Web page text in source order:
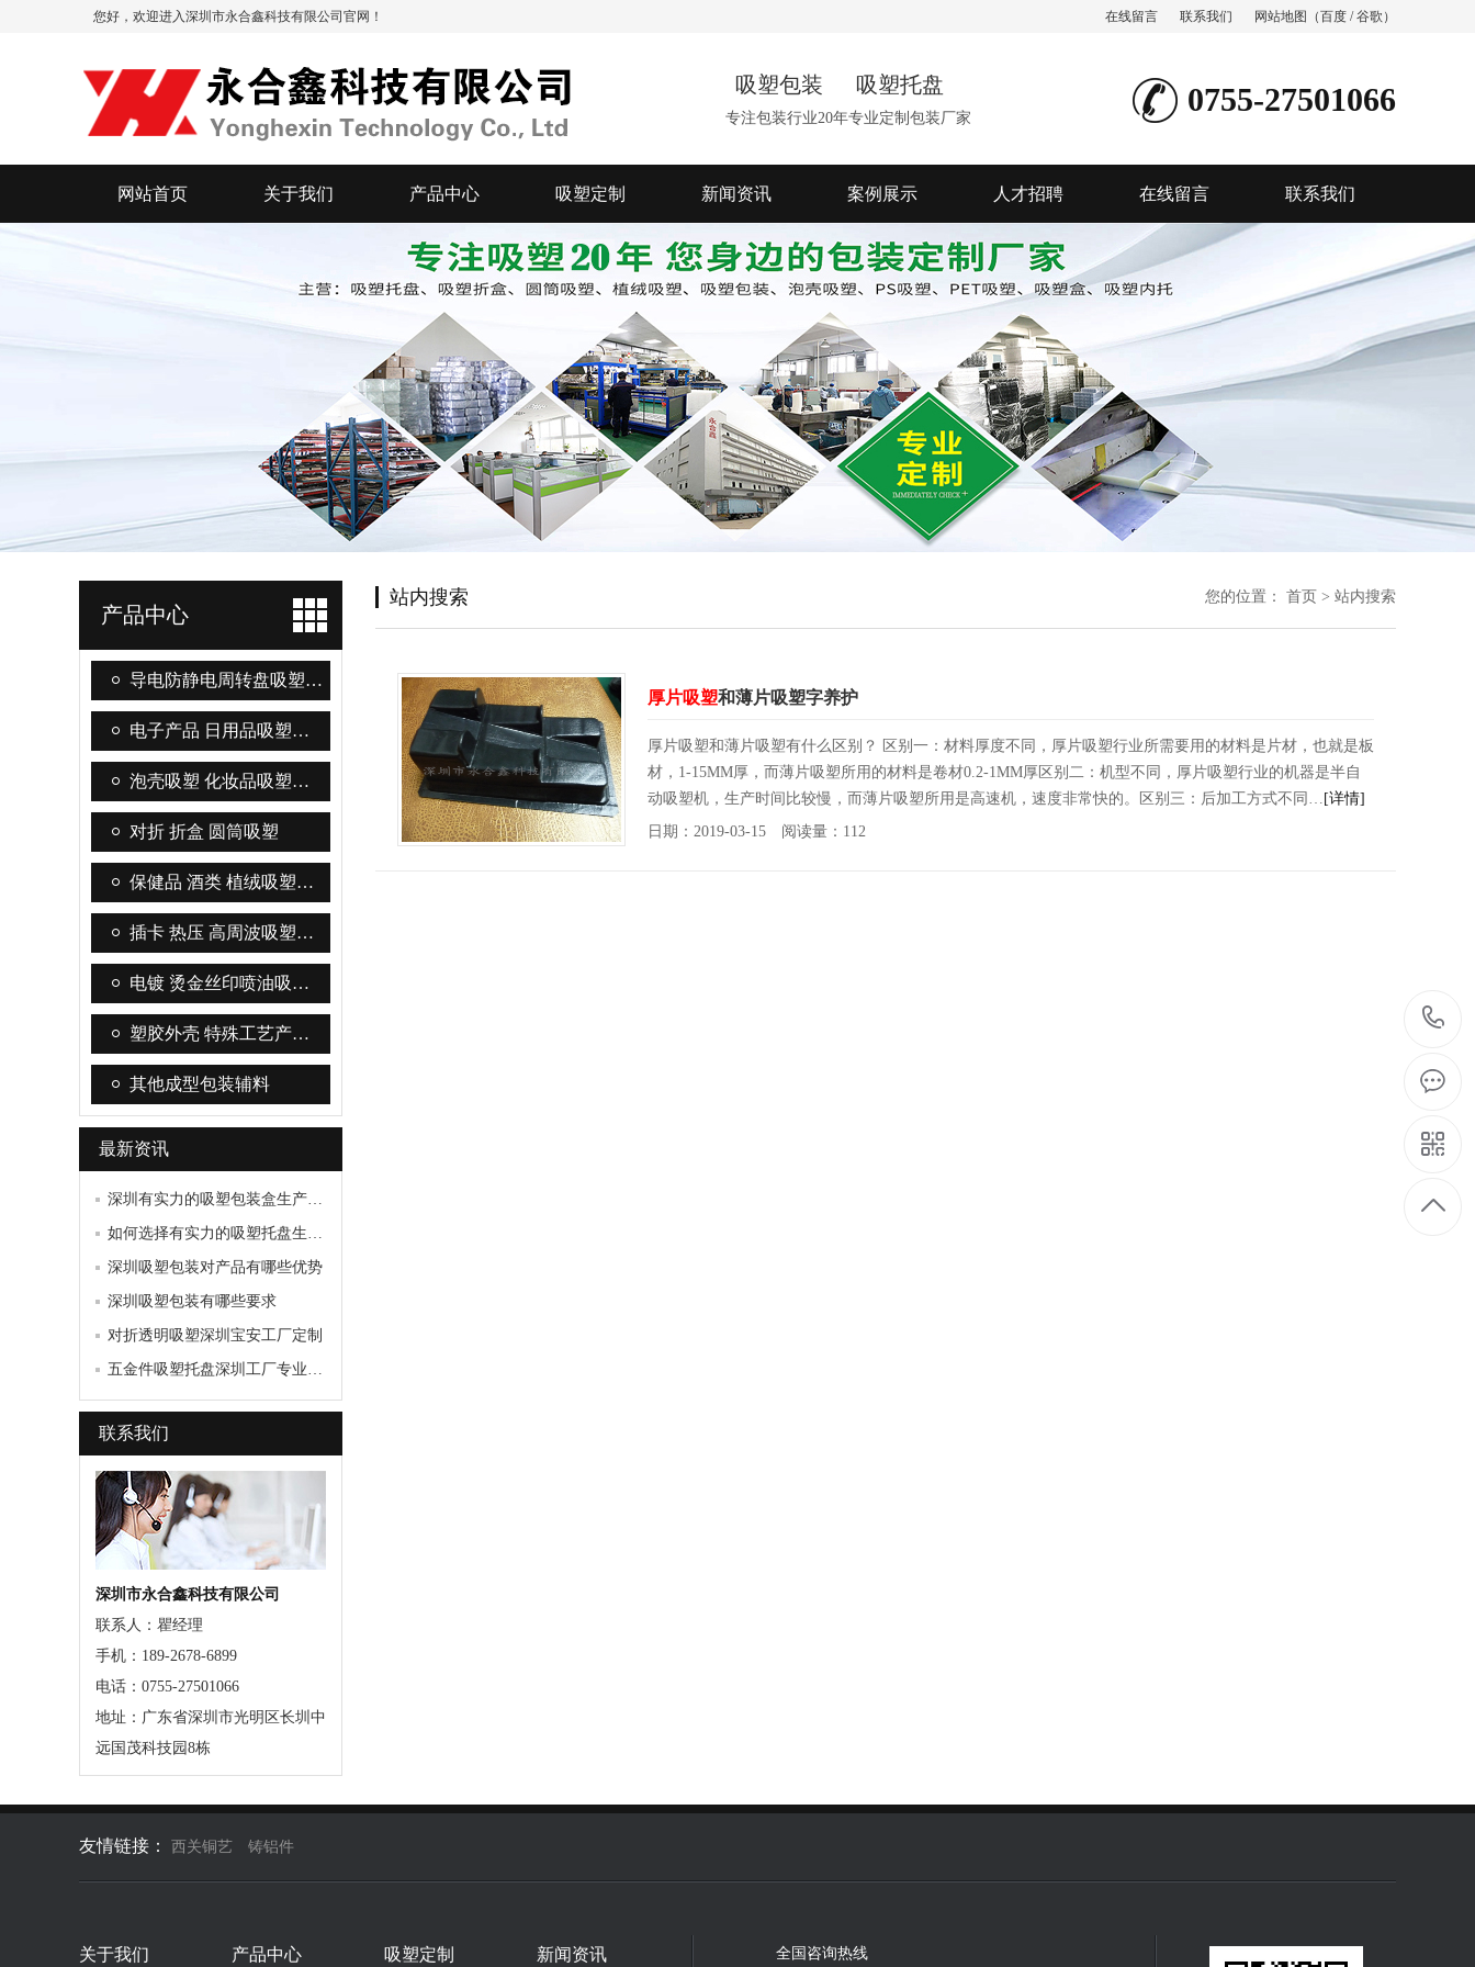
您好，欢迎进入深圳市永合鑫科技有限公司官网！ 在线留言 联系我们 网站地图 （百度 /谷歌 ）
吸塑包装 吸塑托盘
专注包装行业20年专业定制包装厂家
0755-27501066
网站首页 关于我们 产品中心 吸塑定制 新闻资讯 案例展示 人才招聘 在线留言 联系我们
产品中心
导电防静电周转盘吸塑…
电子产品 日用品吸塑…
泡壳吸塑 化妆品吸塑…
对折 折盒 圆筒吸塑
保健品 酒类 植绒吸塑…
插卡 热压 高周波吸塑…
电镀 烫金丝印喷油吸…
塑胶外壳 特殊工艺产…
其他成型包装辅料
最新资讯
深圳有实力的吸塑包装盒生产厂家
如何选择有实力的吸塑托盘生产厂家呢？
深圳吸塑包装对产品有哪些优势
深圳吸塑包装有哪些要求
对折透明吸塑深圳宝安工厂定制
五金件吸塑托盘深圳工厂专业定制
联系我们
深圳市永合鑫科技有限公司
联系人：瞿经理
手机：189-2678-6899
电话：0755-27501066
地址：广东省深圳市光明区长圳中
远国茂科技园8栋
站内搜索 您的位置： 首页 > 站内搜索
厚片吸塑和薄片吸塑字养护
厚片吸塑和薄片吸塑有什么区别？ 区别一：材料厚度不同，厚片吸塑行业所需要用的材料是片材，也就是板
材，1-15MM厚，而薄片吸塑所用的材料是卷材0.2-1MM厚区别二：机型不同，厚片吸塑行业的机器是半自
动吸塑机，生产时间比较慢，而薄片吸塑所用是高速机，速度非常快的。区别三：后加工方式不同… [详情]
日期：2019-03-15 阅读量：112
友情链接： 西关铜艺 铸铝件
关于我们 产品中心 吸塑定制 新闻资讯 全国咨询热线